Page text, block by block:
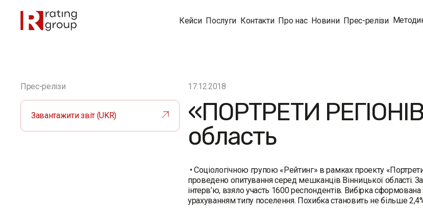
Кейси Послуги Контакти Про нас Новини Прес-релізи
Прес-релізи
Завантажити звіт (UKR)
17.12.2018
«ПОРТРЕТИ
область
• Соціологічною групою «Рейтинг» в рамках проекту
проведено опитування серед мешканців Вінницької області.
інтерв’ю, взяло участь 1600 респондентів. Вибірка
урахуванням типу поселення. Похибка становить не більше